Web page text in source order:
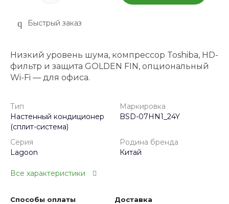
Быстрый заказ
Низкий уровень шума, компрессор Toshiba, HD-
фильтр и защита GOLDEN FIN, опциональный
Wi-Fi — для офиса.
Тип
Настенный кондиционер
(сплит-система)
Маркировка
BSD-07HN1_24Y
Серия
Lagoon
Родина бренда
Китай
Все характеристики
Способы оплаты Доставка